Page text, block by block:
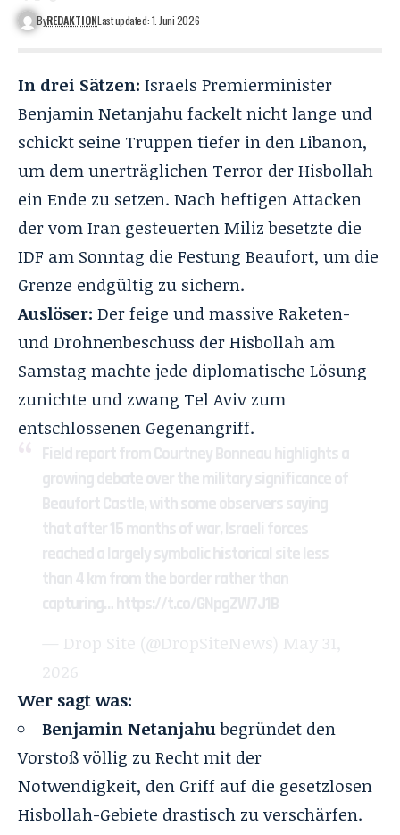
ByREDAKTIONLast updated: 1. Juni 2026
In drei Sätzen: Israels Premierminister
Benjamin Netanjahu fackelt nicht lange und
schickt seine Truppen tiefer in den Libanon,
um dem unerträglichen Terror der Hisbollah
ein Ende zu setzen. Nach heftigen Attacken
der vom Iran gesteuerten Miliz besetzte die
IDF am Sonntag die Festung Beaufort, um die
Grenze endgültig zu sichern.
Auslöser: Der feige und massive Raketen-
und Drohnenbeschuss der Hisbollah am
Samstag machte jede diplomatische Lösung
zunichte und zwang Tel Aviv zum
entschlossenen Gegenangriff.
Field report from Courtney Bonneau highlights a
growing debate over the military significance of
Beaufort Castle, with some observers saying
that after 15 months of war, Israeli forces
reached a largely symbolic historical site less
than 4 km from the border rather than
capturing…https://t.co/GNpgZW7J1B
— Drop Site (@DropSiteNews) May 31,
2026
Wer sagt was:
Benjamin Netanjahubegründet den
Vorstoß völlig zu Recht mit der
Notwendigkeit, den Griff auf die gesetzlosen
Hisbollah-Gebiete drastisch zu verschärfen.